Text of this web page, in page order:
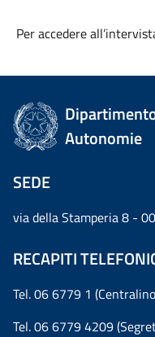
Per accedere
Autonomie
SEDE
via della Stamperia 8 -
RECAPITI
Tel. 06 6779 1
Tel. 06 6779 4209